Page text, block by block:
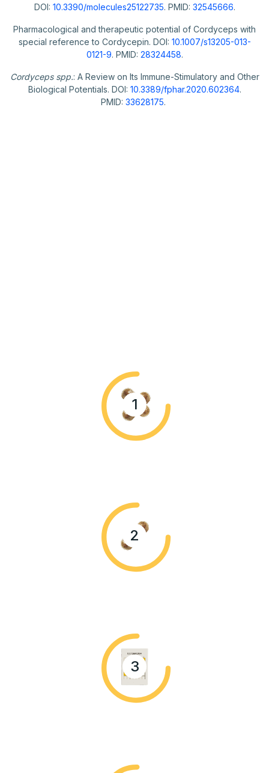
DOI: 10.3390/molecules25122735. PMID: 32545666.
Pharmacological and therapeutic potential of Cordyceps with
special reference to Cordycepin. DOI: 10.1007/s13205-013-
0121-9. PMID: 28324458.
Cordyceps spp.: A Review on Its Immune-Stimulatory and Other
Biological Potentials. DOI: 10.3389/fphar.2020.602364.
PMID: 33628175.
1
2
3